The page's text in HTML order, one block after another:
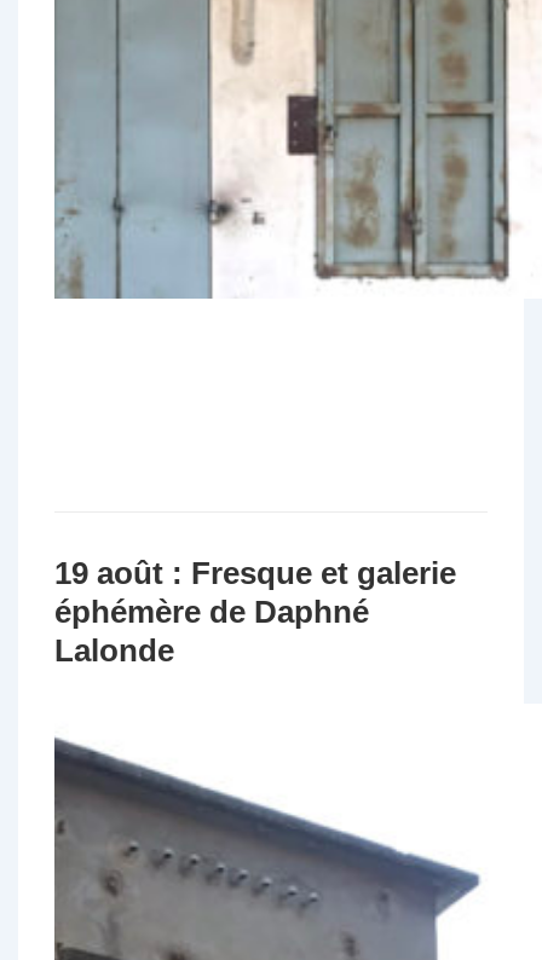
19 août : Fresque et galerie
éphémère de Daphné
Lalonde